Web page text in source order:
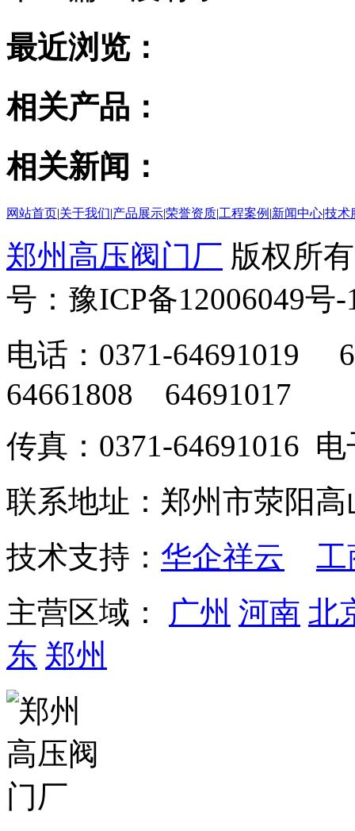
最近浏览：
相关产品：
相关新闻：
网站首页|关于我们|产品展示|荣誉资质|工程案例 |新闻中心|技术
郑州高压阀门厂 版权所
号：豫ICP备12006049号-
电话：0371-
64661808 64691017
传真：0371-64691016
联系地址：郑州市荥阳高
技术支持： 华企祥云
工
主营区域： 广州 河南 北
东 郑州